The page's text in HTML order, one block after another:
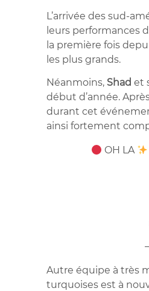
L’arrivée des sud-
leurs performances
la première fois
les plus grands.
Néanmoins, Shadet
début d’année.
durant cet
ainsi fortement
OH LA
Autre équipe à très
turquoises est à